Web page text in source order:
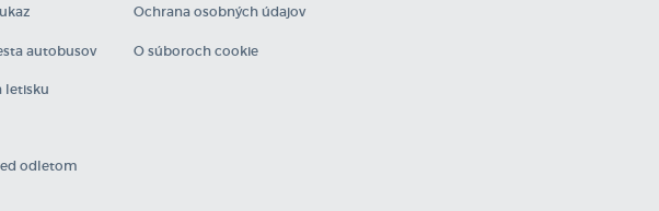
autobusov
letisku
odletom
Ochrana osobných údajov
O súboroch cookie